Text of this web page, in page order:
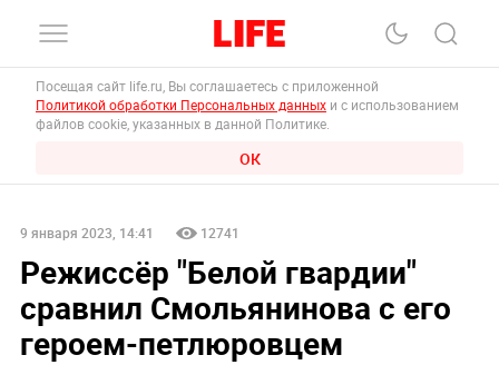
Посещая сайт life.ru, Вы соглашаетесь с приложенной
Политикой обработки Персональных данных и с использованием
файлов cookie, указанных в данной Политике.
ОК
9 января 2023, 14:41 12741
Режиссёр "Белой гвардии"
сравнил Смольянинова с его
героем-петлюровцем